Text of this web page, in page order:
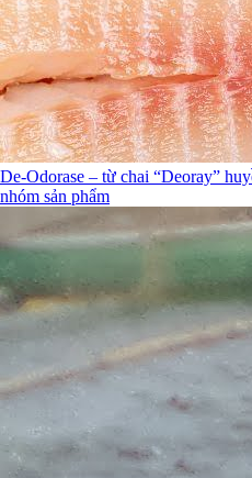
De-Odorase – từ chai “Deoray”
nhóm sản phẩm